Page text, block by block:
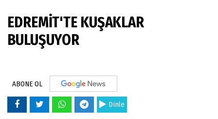
EDREMİT'TE KUŞAKLAR
BULUŞUYOR
ABONE OL
Dinle